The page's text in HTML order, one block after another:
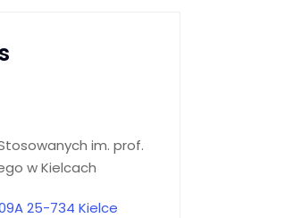
im. prof.
w Kielcach
25-734 Kielce